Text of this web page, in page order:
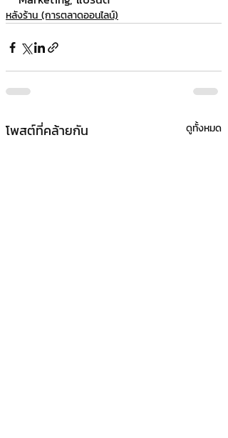
หลังร้าน (การตลาดออนไลน์)
โพสต์ที่คล้ายกัน ดูทั้งหมด